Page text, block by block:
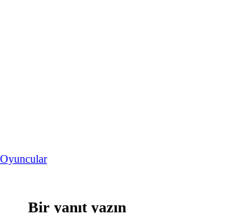
Oyuncular
Bir yanıt yazın